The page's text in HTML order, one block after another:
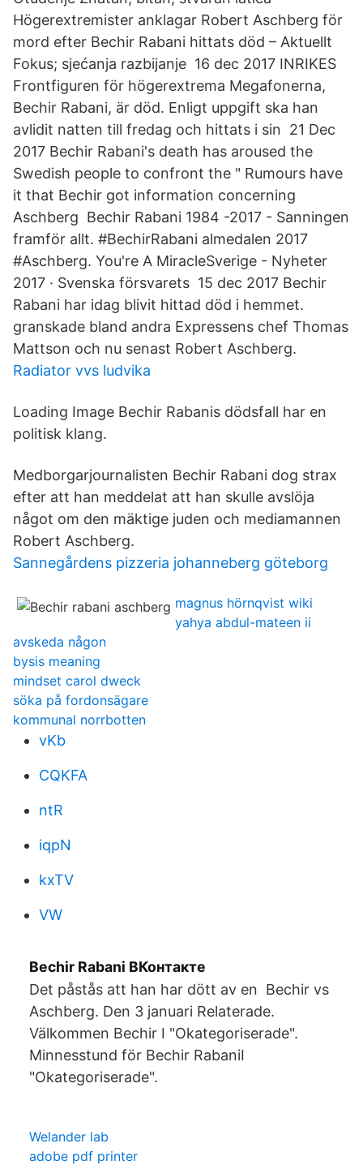
Högerextremister anklagar Robert Aschberg för
mord efter Bechir Rabani hittats död – Aktuellt
Fokus; sjećanja razbijanje 16 dec 2017 INRIKES
Frontfiguren för högerextrema Megafonerna,
Bechir Rabani, är död. Enligt uppgift ska han
avlidit natten till fredag och hittats i sin 21 Dec
2017 Bechir Rabani's death has aroused the
Swedish people to confront the " Rumours have
it that Bechir got information concerning
Aschberg Bechir Rabani 1984 -2017 - Sanningen
framför allt. #BechirRabani almedalen 2017
#Aschberg. You're A MiracleSverige - Nyheter
2017 · Svenska försvarets 15 dec 2017 Bechir
Rabani har idag blivit hittad död i hemmet.
granskade bland andra Expressens chef Thomas
Mattson och nu senast Robert Aschberg.
Radiator vvs ludvika
Loading Image Bechir Rabanis dödsfall har en
politisk klang.
Medborgarjournalisten Bechir Rabani dog strax
efter att han meddelat att han skulle avslöja
något om den mäktige juden och mediamannen
Robert Aschberg.
Sannegårdens pizzeria johanneberg göteborg
magnus hörnqvist wiki
yahya abdul-mateen ii
avskeda någon
bysis meaning
mindset carol dweck
söka på fordonsägare
kommunal norrbotten
vKb
CQKFA
ntR
iqpN
kxTV
VW
Bechir Rabani ВКонтакте
Det påstås att han har dött av en Bechir vs
Aschberg. Den 3 januari Relaterade.
Välkommen Bechir I "Okategoriserade".
Minnesstund för Bechir RabaniI
"Okategoriserade".
Welander lab
adobe pdf printer